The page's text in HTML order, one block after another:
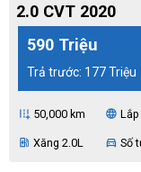
2.0 CVT 2020
590 Triệu
Trả trước: 177 Triệu
add_road 50,000 km language Lắp
ev_station Xăng 2.0L directions_car Số